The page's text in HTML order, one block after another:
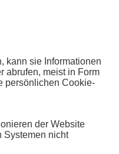
kann sie Informationen
abrufen, meist in Form
persönlichen Cookie-
der Website
Systemen nicht